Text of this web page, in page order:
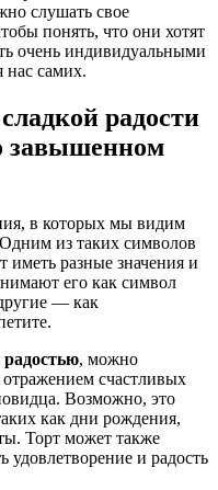
слушать свое
понять, что они хотят
очень индивидуальными
нас самих.
радости
завышенном
в которых мы видим
из таких символов
иметь разные значения и
его как символ
— как
радостью, можно
счастливых
Возможно, это
как дни рождения,
Торт может также
удовлетворение и радость